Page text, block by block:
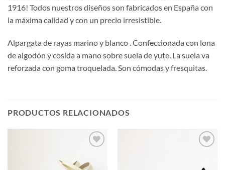
1916! Todos nuestros diseños son fabricados en España con
la máxima calidad y con un precio irresistible.
Alpargata de rayas marino y blanco . Confeccionada con lona
de algodón y cosida a mano sobre suela de yute. La suela va
reforzada con goma troquelada. Son cómodas y fresquitas.
PRODUCTOS RELACIONADOS
a la
lista de
lista de